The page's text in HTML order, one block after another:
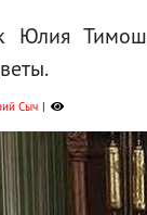
Юлия
Сыч